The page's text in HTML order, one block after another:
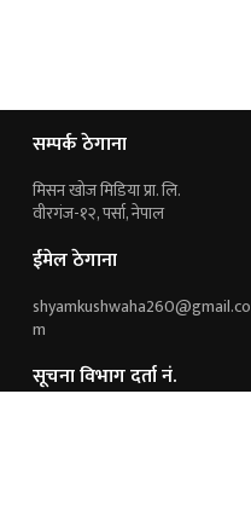
सम्पर्क ठेगाना
मिसन खोज मिडिया प्रा. लि.
वीरगंज-१२, पर्सा, नेपाल
ईमेल ठेगाना
shyamkushwaha260@gmail.co
m
सूचना विभाग दर्ता नं.